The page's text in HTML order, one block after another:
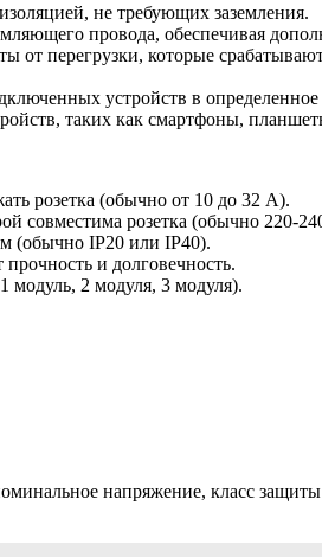
не требующих заземления.
провода, обеспечивая
перегрузки, которые
устройств в определенное
таких как смартфоны,
розетка (обычно от 10 до 32 А).
совместима розетка (обычно 220-
(обычно IP20 или IP40).
и долговечность.
модуль, 2 модуля, 3 модуля).
напряжение, класс